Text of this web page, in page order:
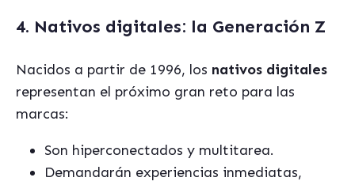
4. Nativos digitales: la Generación Z
Nacidos a partir de 1996, los nativos digitales
representan el próximo gran reto para las
marcas:
Son hiperconectados y multitarea.
Demandarán experiencias inmediatas,